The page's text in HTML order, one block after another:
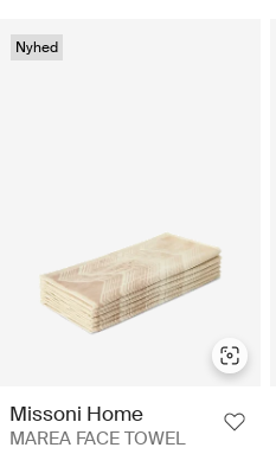
Nyhed
Missoni Home
MAREA FACE TOWEL